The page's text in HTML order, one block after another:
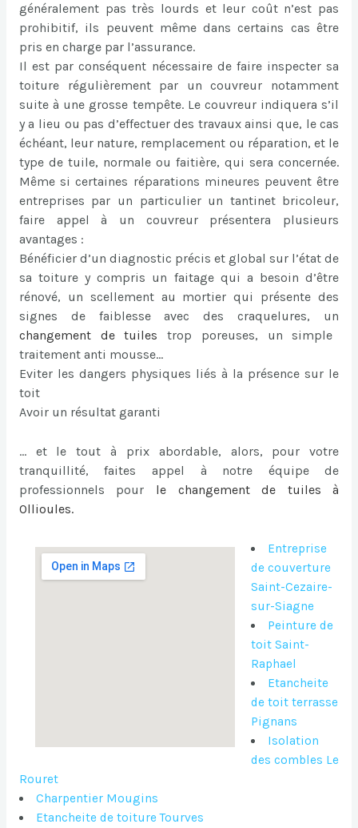
généralement pas très lourds et leur coût n’est pas
prohibitif, ils peuvent même dans certains cas être
pris en charge par l’assurance.
Il est par conséquent nécessaire de faire inspecter sa
toiture régulièrement par un couvreur notamment
suite à une grosse tempête. Le couvreur indiquera s’il
y a lieu ou pas d’effectuer des travaux ainsi que, le cas
échéant, leur nature, remplacement ou réparation, et le
type de tuile, normale ou faitière, qui sera concernée.
Même si certaines réparations mineures peuvent être
entreprises par un particulier un tantinet bricoleur,
faire appel à un couvreur présentera plusieurs
avantages :
Bénéficier d’un diagnostic précis et global sur l’état de
sa toiture y compris un faitage qui a besoin d’être
rénové, un scellement au mortier qui présente des
signes de faiblesse avec des craquelures, un
changement de tuiles trop poreuses, un simple
traitement anti mousse…
Eviter les dangers physiques liés à la présence sur le
toit
Avoir un résultat garanti
… et le tout à prix abordable, alors, pour votre
tranquillité, faites appel à notre équipe de
professionnels pour le changement de tuiles à
Ollioules.
Entreprise
de couverture
Saint-Cezaire-
sur-Siagne
Peinture de
toit Saint-
Raphael
Etancheite
de toit terrasse
Pignans
Isolation
des combles Le
Rouret
Charpentier Mougins
Etancheite de toiture Tourves